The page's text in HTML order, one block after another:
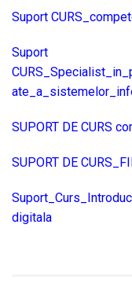
Suport
Suport
SUPORT DE CURS
SUPORT DE
digitala